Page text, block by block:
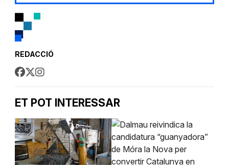
REDACCIÓ
ET POT INTERESSAR